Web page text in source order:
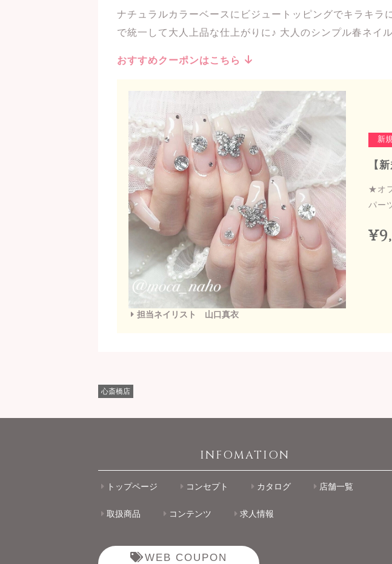
ナチュラルカラーベースにビジュートッピングでキラキ
で統一して大人上品な仕上がりに♪ 大人のシンプル春ネイ
おすすめクーポンはこちら
担当ネイリスト 山口真衣
新
【
★オ
パー
心斎橋店
INFOMATION
トップページ コンセプト カタログ 店舗一覧
取扱商品 コンテンツ 求人情報
WEB COUPON